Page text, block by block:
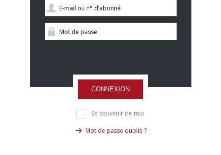
CONNEXION
Se souvenir de moi
Mot de passe oublié ?